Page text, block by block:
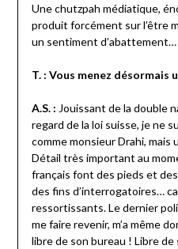
Une chutzpah médiatique,
produit forcément sur l’être
un sentiment d’abattement…
T. : Vous menez désormais
A.S. : Jouissant de la double
regard de la loi suisse, je ne
comme monsieur Drahi, mais
Détail très important au
français font des pieds et
des fins d’interrogatoires…
ressortissants. Le dernier
me faire revenir, m’a même
libre de son bureau ! Libre